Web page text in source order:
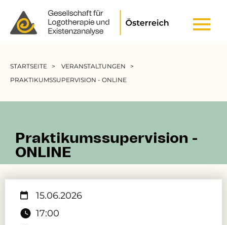
STARTSEITE
VERANSTALTUNGEN
PRAKTIKUMSSUPERVISION - ONLINE
Praktikumssupervision -
ONLINE
15.06.2026
17:00